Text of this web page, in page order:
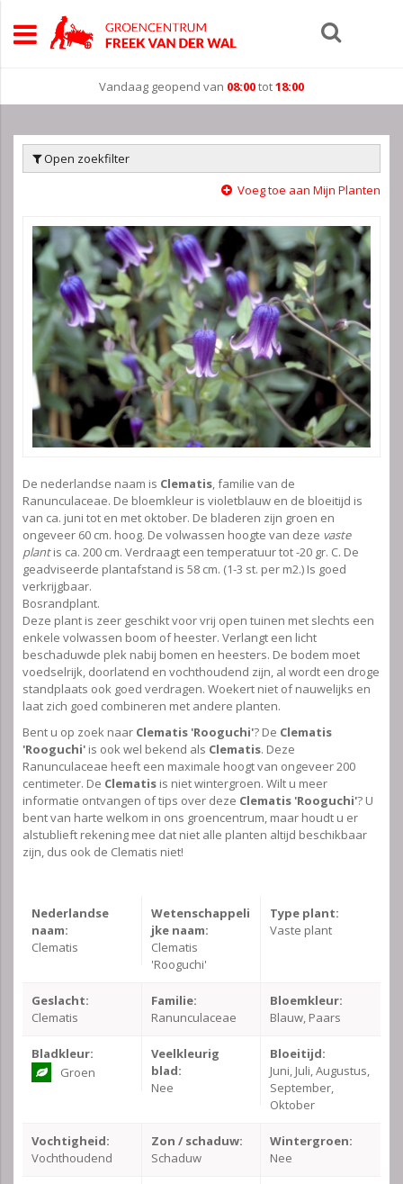
Vandaag geopend van 08:00tot18:00
Open zoekfilter
Voeg toe aan Mijn Planten
De nederlandse naam is Clematis, familie van de
Ranunculaceae. De bloemkleur is violetblauw en de bloeitijd is
van ca. juni tot en met oktober. De bladeren zijn groen en
ongeveer 60 cm. hoog. De volwassen hoogte van deze vaste
plantis ca. 200 cm. Verdraagt een temperatuur tot -20 gr. C. De
geadviseerde plantafstand is 58 cm. (1-3 st. per m2.) Is goed
verkrijgbaar.
Bosrandplant.
Deze plant is zeer geschikt voor vrij open tuinen met slechts een
enkele volwassen boom of heester. Verlangt een licht
beschaduwde plek nabij bomen en heesters. De bodem moet
voedselrijk, doorlatend en vochthoudend zijn, al wordt een droge
standplaats ook goed verdragen. Woekert niet of nauwelijks en
laat zich goed combineren met andere planten.
Bent u op zoek naar Clematis 'Rooguchi'? De Clematis
'Rooguchi' is ook wel bekend als Clematis. Deze
Ranunculaceae heeft een maximale hoogt van ongeveer 200
centimeter. De Clematis is niet wintergroen. Wilt u meer
informatie ontvangen of tips over deze Clematis 'Rooguchi'? U
bent van harte welkom in ons groencentrum, maar houdt u er
alstublieft rekening mee dat niet alle planten altijd beschikbaar
zijn, dus ook de Clematis niet!
Nederlandse
naam:
Clematis
Wetenschappeli
jke naam:
Clematis
'Rooguchi'
Type plant:
Vaste plant
Geslacht:
Clematis
Familie:
Ranunculaceae
Bloemkleur:
Blauw, Paars
Bladkleur:
Groen
Veelkleurig
blad:
Nee
Bloeitijd:
Juni, Juli, Augustus,
September,
Oktober
Vochtigheid:
Vochthoudend
Zon / schaduw:
Schaduw
Wintergroen:
Nee